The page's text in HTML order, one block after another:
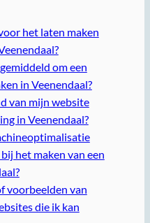
het laten maken
om een
in Veenendaal?
van mijn website
in Veenendaal?
het maken van een
voorbeelden van
die ik kan